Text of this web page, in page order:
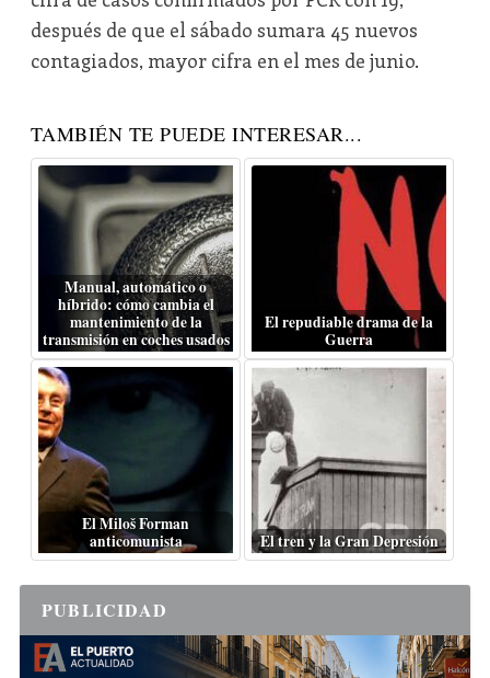
después de que el sábado sumara 45 nuevos
contagiados, mayor cifra en el mes de junio.
TAMBIÉN TE PUEDE INTERESAR...
Manual, automático o
híbrido: cómo cambia el
mantenimiento de la
transmisión en coches usados
El repudiable drama de la
Guerra
El Miloš Forman
anticomunista
El tren y la Gran Depresión
PUBLICIDAD